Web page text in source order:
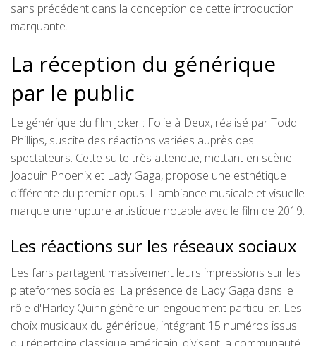
sans précédent dans la conception de cette introduction
marquante.
La réception du générique
par le public
Le générique du film Joker : Folie à Deux, réalisé par Todd
Phillips, suscite des réactions variées auprès des
spectateurs. Cette suite très attendue, mettant en scène
Joaquin Phoenix et Lady Gaga, propose une esthétique
différente du premier opus. L'ambiance musicale et visuelle
marque une rupture artistique notable avec le film de 2019.
Les réactions sur les réseaux sociaux
Les fans partagent massivement leurs impressions sur les
plateformes sociales. La présence de Lady Gaga dans le
rôle d'Harley Quinn génère un engouement particulier. Les
choix musicaux du générique, intégrant 15 numéros issus